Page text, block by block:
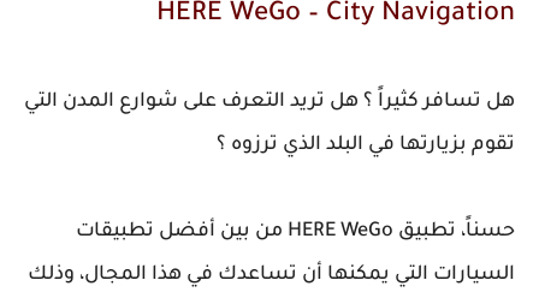
HERE WeGo – City Navigation‏
هل تسافر كثيراً ؟ هل تريد التعرف على شوارع المدن التي
تقوم بزيارتها في البلد الذي ترزوه ؟
حسناً، تطبيق HERE WeGo من بين أفضل تطبيقات
السيارات التي يمكنها أن تساعدك في هذا المجال، وذلك